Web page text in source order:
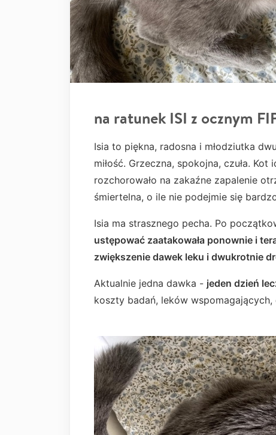
na ratunek ISI z ocznym
Isia to piękna, radosna i młodziutka
miłość. Grzeczna, spokojna, czuła.
rozchorowało na zakaźne zapalenie
śmiertelna, o ile nie podejmie się
Isia ma strasznego pecha. Po
ustępować zaatakowała ponownie i
zwiększenie dawek leku i dwukrotnie
Aktualnie jedna dawka - jeden dzień
koszty badań, leków wspomagających,